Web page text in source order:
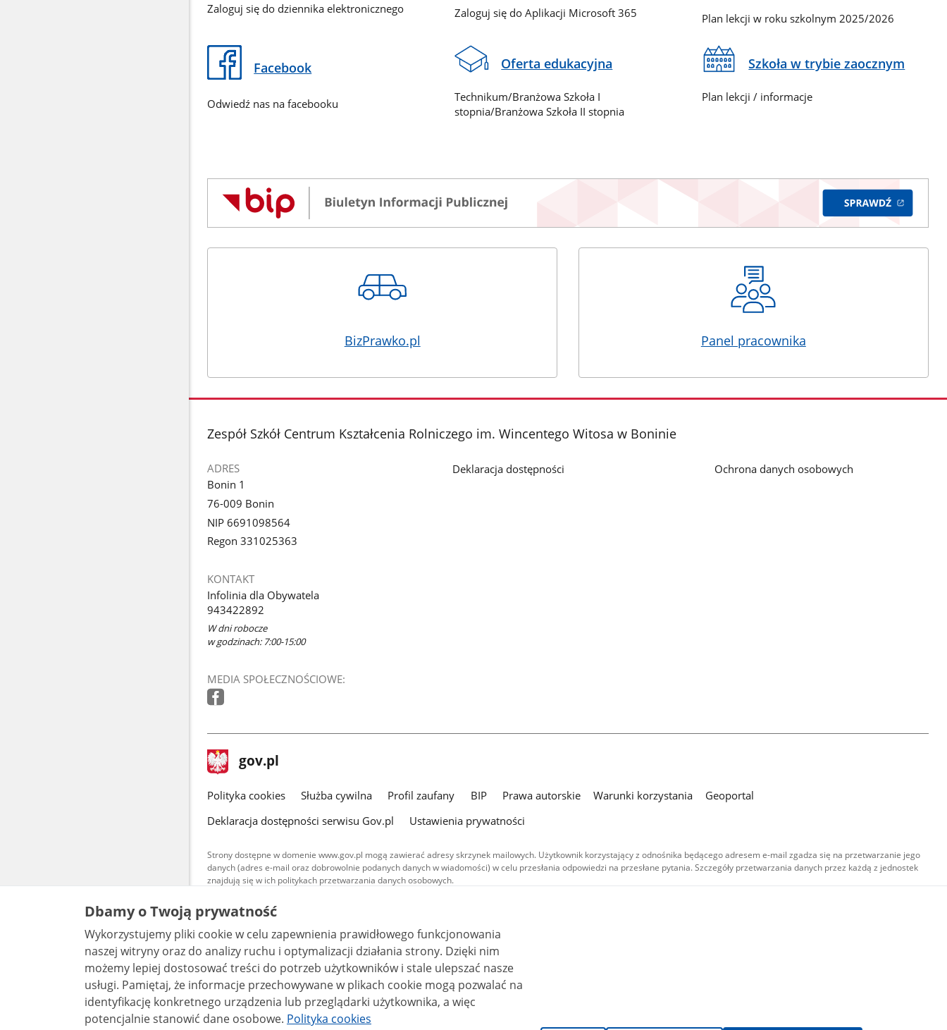
Zaloguj się do dziennika elektronicznego Zaloguj się do Aplikacji Microsoft 365 Plan lekcji w roku szkolnym 2025/2026
Facebook
Odwiedź nas na facebooku
Oferta edukacyjna
Technikum/Branżowa Szkoła I
stopnia/Branżowa Szkoła II stopnia
Szkoła w trybie zaocznym
Plan lekcji / informacje
BizPrawko.pl Panel pracownika
stopka
Zespół Szkół Centrum Kształcenia Rolniczego im. Wincentego Witosa w Boninie
ADRES
Bonin 1
76-009 Bonin
NIP 6691098564
Regon 331025363
KONTAKT
Infolinia dla Obywatela
943422892
W dni robocze
w godzinach: 7:00-15:00
MEDIA SPOŁECZNOŚCIOWE:
Deklaracja dostępności Ochrona danych osobowych
stopka
gov.pl Strona
gov.pl
gov.pl
Polityka cookies Służba cywilna Profil zaufany BIP Prawa autorskie Warunki korzystania
Geoportal
Deklaracja dostępności serwisu Gov.pl
Ustawienia prywatności
Strony dostępne w domenie www.gov.pl mogą zawierać adresy skrzynek mailowych. Użytkownik korzystający z odnośnika będącego adresem e-mail zgadza się na przetwarzanie jego
danych (adres e-mail oraz dobrowolnie podanych danych w wiadomości) w celu przesłania odpowiedzi na przesłane pytania. Szczegóły przetwarzania danych przez każdą z jednostek
znajdują się w ich politykach przetwarzania danych osobowych.
Treści tekstowe publikowane w serwisie (z wyłączeniem treści audiowizualnych), są
udostępniane na licencji typu Creative Commons: uznanie autorstwa - na tych samych
warunkach 4.0 (CC BY-SA 4.0). Materiały audiowizualne, w tym zdjęcia, materiały audio i wideo,
są udostępniane na licencji typu Creative Commons: uznanie autorstwa użycie niekomercyjne -
bez utworów zależnych 4.0 (CC BY-NC-ND 4.0), o ile nie jest to stwierdzone inaczej.
Dbamy o Twoją prywatność
Wykorzystujemy pliki cookie w celu zapewnienia prawidłowego funkcjonowania
naszej witryny oraz do analizy ruchu i optymalizacji działania strony. Dzięki nim
możemy lepiej dostosować treści do potrzeb użytkowników i stale ulepszać nasze
usługi. Pamiętaj, że informacje przechowywane w plikach cookie mogą pozwalać na
identyfikację konkretnego urządzenia lub przeglądarki użytkownika, a więc
potencjalnie stanowić dane osobowe. Polityka cookies